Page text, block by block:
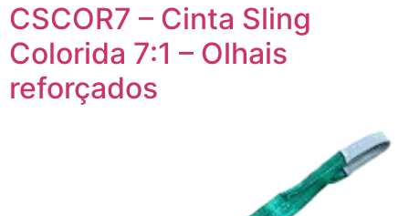
CSCOR7 – Cinta Sling
Colorida 7:1 – Olhais
reforçados